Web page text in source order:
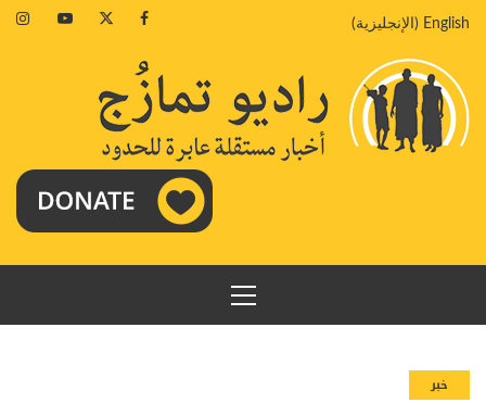
إلىEnglish
( الإنجليزية)
Facebook
Twitter
Youtube
القائمة
الرئيسية
خبر